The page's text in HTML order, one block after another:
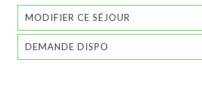
MODIFIER CE SÉJOUR
DEMANDE DISPO